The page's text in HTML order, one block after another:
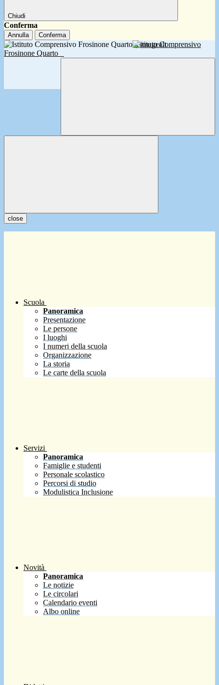
Chiudi
Conferma
Annulla Conferma
Istituto Comprensivo
Frosinone Quarto
close
Scuola
Panoramica
Presentazione
Le persone
I luoghi
I numeri della scuola
Organizzazione
La storia
Le carte della scuola
Servizi
Panoramica
Famiglie e studenti
Personale scolastico
Percorsi di studio
Modulistica Inclusione
Novità
Panoramica
Le notizie
Le circolari
Calendario eventi
Albo online